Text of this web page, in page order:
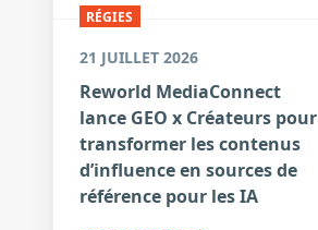
RÉGIES
21 JUILLET 2026
Reworld MediaConnect
lance GEO x Créateurs pour
transformer les contenus
d’influence en sources de
référence pour les IA